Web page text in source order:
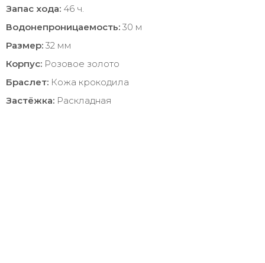
Запас хода: 46 ч.
Водонепроницаемость: 30 м
Размер: 32 мм
Корпус: Розовое золото
Браслет: Кожа крокодила
Застёжка: Раскладная